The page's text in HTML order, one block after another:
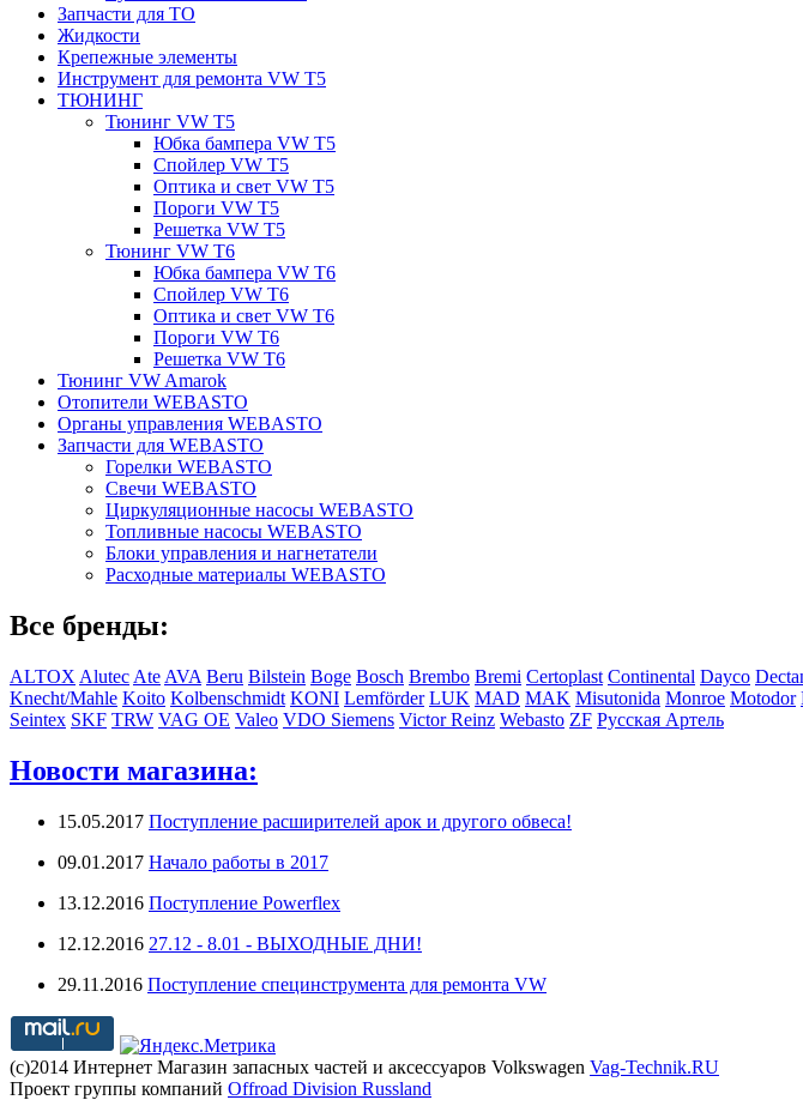
Запчасти для ТО
Жидкости
Крепежные элементы
Инструмент для ремонта VW T5
ТЮНИНГ
Тюнинг VW T5
Юбка бампера VW T5
Спойлер VW T5
Оптика и свет VW T5
Пороги VW T5
Решетка VW T5
Тюнинг VW T6
Юбка бампера VW T6
Спойлер VW T6
Оптика и свет VW T6
Пороги VW T6
Решетка VW T6
Тюнинг VW Amarok
Отопители WEBASTO
Органы управления WEBASTO
Запчасти для WEBASTO
Горелки WEBASTO
Свечи WEBASTO
Циркуляционные насосы WEBASTO
Топливные насосы WEBASTO
Блоки управления и нагнетатели
Расходные материалы WEBASTO
Все бренды:
ALTOX Alutec Ate AVA Beru Bilstein Boge Bosch Brembo Bremi Certoplast Continental Dayco
Knecht/Mahle Koito Kolbenschmidt KONI Lemförder LUK MAD MAK Misutonida Monroe Motodor
Seintex SKF TRW VAG OE Valeo VDO Siemens Victor Reinz Webasto ZF Русская Артель
Новости магазина:
15.05.2017 Поступление расширителей арок и другого обвеса!
09.01.2017 Начало работы в 2017
13.12.2016 Поступление Powerflex
12.12.2016 27.12 - 8.01 - ВЫХОДНЫЕ ДНИ!
29.11.2016 Поступление специнструмента для ремонта VW
(с)2014 Интернет Магазин запасных частей и аксессуаров Volkswagen Vag-Technik.RU
Проект группы компаний Offroad Division Russland